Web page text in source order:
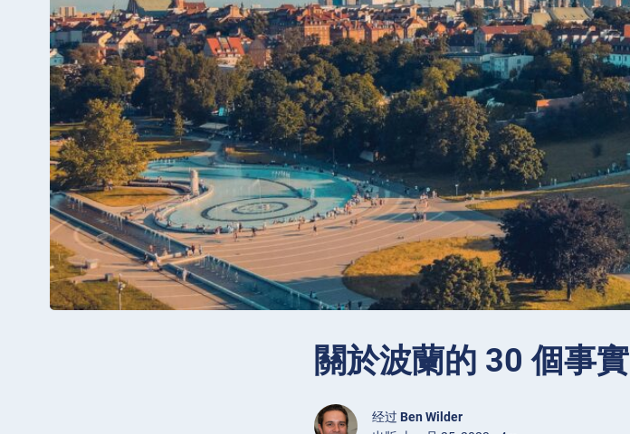
關於波蘭的 30 個事實
经过 Ben Wilder